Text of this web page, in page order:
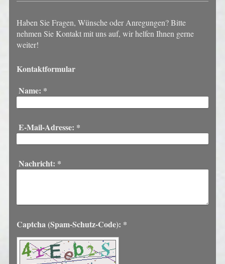
Haben Sie Fragen, Wünsche oder Anregungen? Bitte
nehmen Sie Kontakt mit uns auf, wir helfen Ihnen gerne
weiter!
Kontaktformular
Name: *
E-Mail-Adresse: *
Nachricht: *
Captcha (Spam-Schutz-Code): *